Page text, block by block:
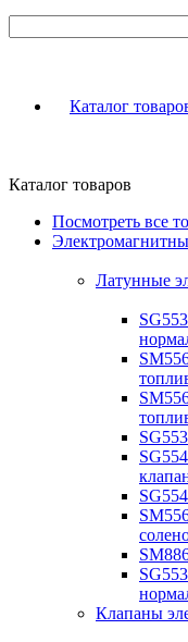
Каталог
Каталог товаров
Посмотреть все
Латунные
Клапаны